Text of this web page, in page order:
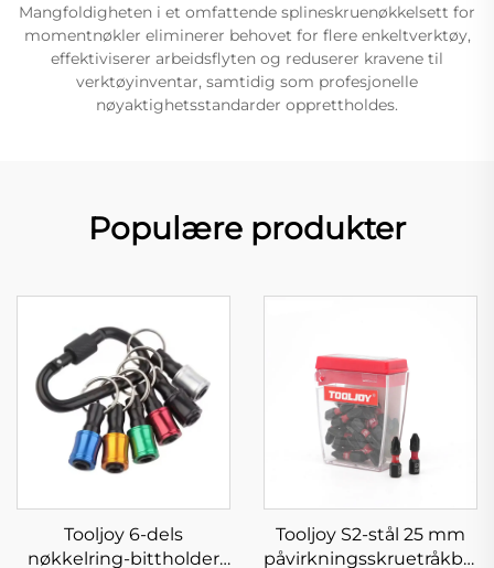
Mangfoldigheten i et omfattende splineskruenøkkelsett for
momentnøkler eliminerer behovet for flere enkeltverktøy,
effektiviserer arbeidsflyten og reduserer kravene til
verktøyinventar, samtidig som profesjonelle
nøyaktighetsstandarder opprettholdes.
Populære produkter
Tooljoy 6-dels
nøkkelring-bittholder
Tooljoy S2-stål 25 mm